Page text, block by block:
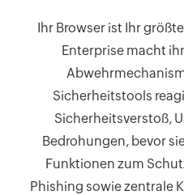
Ihr Browser ist Ihr
Enterprise macht
Sicherheitstools
Sicherheitsverstoß,
Bedrohungen, bevor
Funktionen zum
Phishing sowie zentrale